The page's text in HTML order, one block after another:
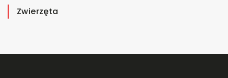
Zwierzęta